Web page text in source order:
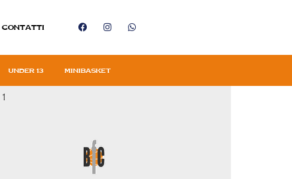
Contatti
Under 13 Minibasket